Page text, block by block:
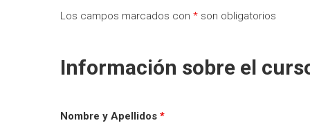
Los campos marcados con * son obligatorios
Información sobre el
Nombre y Apellidos *